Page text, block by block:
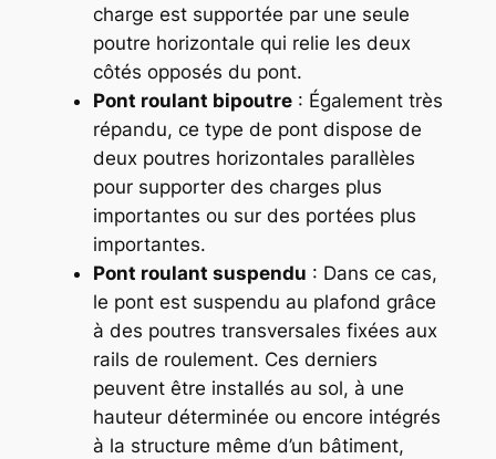
charge est supportée par une seule
poutre horizontale qui relie les deux
côtés opposés du pont.
Pont roulant bipoutre: Également très
répandu, ce type de pont dispose de
deux poutres horizontales parallèles
pour supporter des charges plus
importantes ou sur des portées plus
importantes.
Pont roulant suspendu : Dans ce cas,
le pont est suspendu au plafond grâce
à des poutres transversales fixées aux
rails de roulement. Ces derniers
peuvent être installés au sol, à une
hauteur déterminée ou encore intégrés
à la structure même d’un bâtiment,